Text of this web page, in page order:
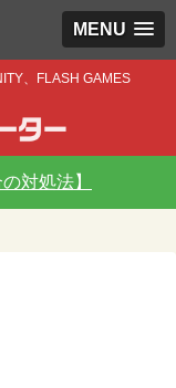
MENU
、FLASH GAMES
対処法】